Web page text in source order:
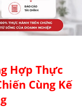
Hợp Thực
Cùng Kế